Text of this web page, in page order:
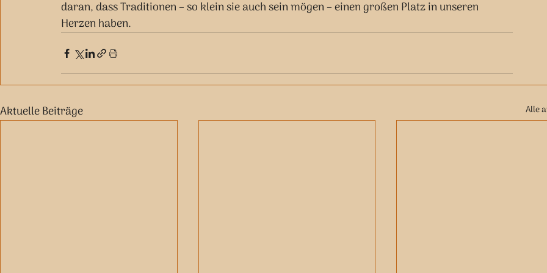
daran, dass Traditionen – so klein sie auch sein mögen – einen großen Platz in unseren
Herzen haben.
Aktuelle Beiträge Alle